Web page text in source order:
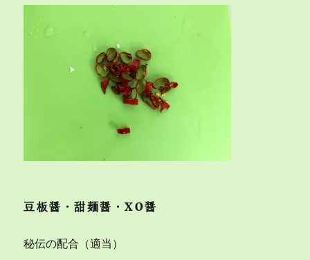
豆板醤・甜麺醤・XO醤
秘伝の配合（適当）